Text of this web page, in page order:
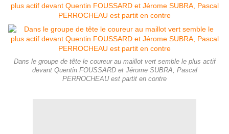
Dans le groupe de tête le coureur au maillot vert semble le plus actif
devant Quentin FOUSSARD et Jérome SUBRA, Pascal
PERROCHEAU est partit en contre